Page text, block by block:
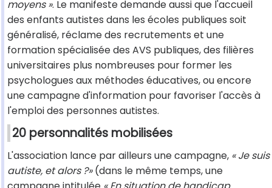
moyens ». Le manifeste demande aussi que l'accueil
des enfants autistes dans les écoles publiques soit
généralisé, réclame des recrutements et une
formation spécialisée des AVS publiques, des filières
universitaires plus nombreuses pour former les
psychologues aux méthodes éducatives, ou encore
une campagne d'information pour favoriser l'accès à
l'emploi des personnes autistes.
20 personnalités mobilisées
L'association lance par ailleurs une campagne, « Je suis
autiste, et alors ?»(dans le même temps, une